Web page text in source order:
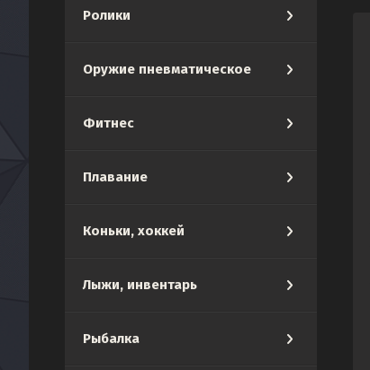
Ролики
Оружие пневматическое
Фитнес
Плавание
Коньки, хоккей
Лыжи, инвентарь
Рыбалка